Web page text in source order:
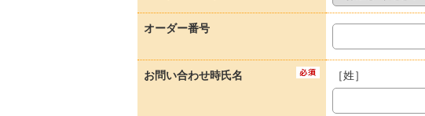
オーダー番号
お問い合わせ時氏名 ［姓］